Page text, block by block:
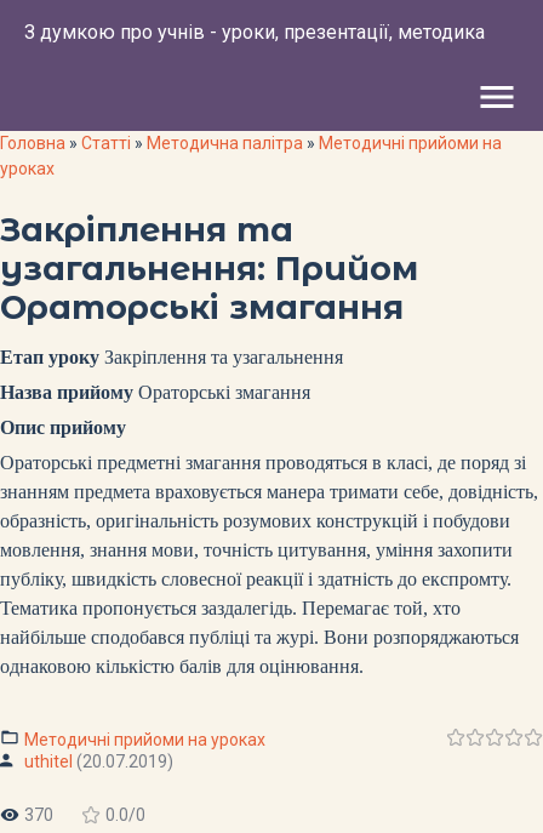
З думкою про учнів - уроки, презентації, методика
menu
Головна » Статті » Методична палітра » Методичні прийоми на
уроках
Закріплення та
узагальнення: Прийом
Ораторські змагання
Етап уроку Закріплення та узагальнення
Назва прийому Ораторські змагання
Опис прийому
Ораторські предметні змагання проводяться в класі, де поряд зі
знанням предмета враховується манера тримати себе, довідність,
образність, оригінальність розумових конструкцій і побудови
мовлення, знання мови, точність цитування, уміння захопити
публіку, швидкість словесної реакції і здатність до експромту.
Тематика пропонується заздалегідь. Перемагає той, хто
найбільше сподобався публіці та журі. Вони розпоряджаються
однаковою кількістю балів для оцінювання.
Методичні прийоми на уроках
uthitel (20.07.2019)
370 0.0/0